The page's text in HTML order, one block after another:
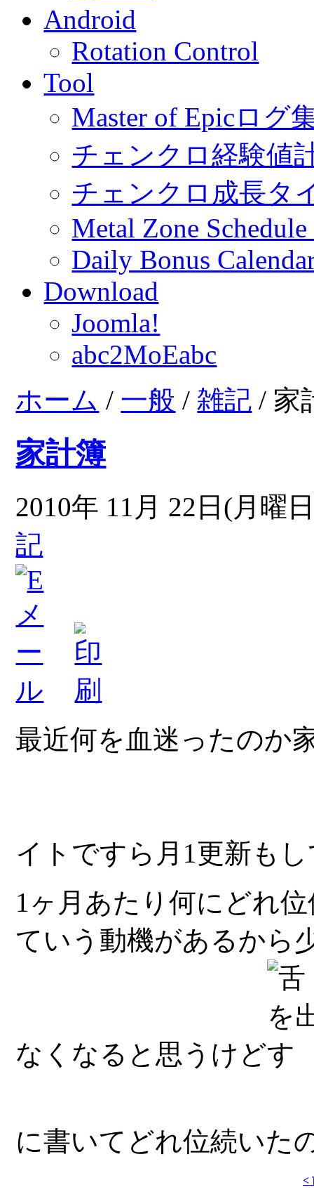
Android
Rotation Control
Tool
Master of Epicログ
チェンクロ経験値
チェンクロ成長タ
Metal Zone
Daily Bonus
Download
Joomla!
abc2MoEabc
ホーム / 一般 / 雑記 / 家
家計簿
2010年 11月 22日(月曜
記
最近何を血迷ったのか
イトですら月1更新も
1ヶ月あたり何にどれ
ていう動機があるから
なくなると思うけど
に書いてどれ位続いた
<